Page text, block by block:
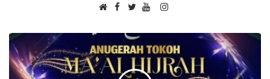
e
b
s
i
F
c
e
b
o
w
i
t
t
o
u
T
u
I
s
t
a
g